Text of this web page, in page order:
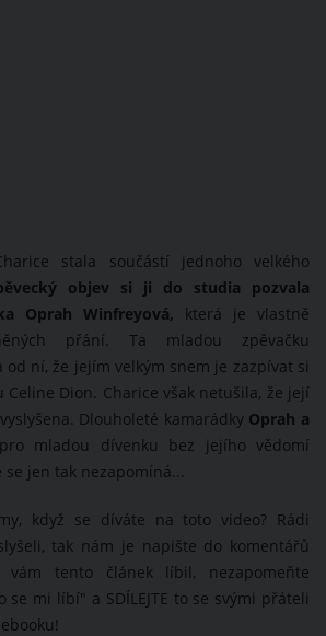
stala součástí jednoho velkého
objev si ji do studia pozvala
Oprah Winfreyová, která je vlastně
přání. Ta mladou zpěvačku
ní, že jejím velkým snem je zazpívat si
Celine Dion. Charice však netušila, že její
Dlouholeté kamarádky Oprah a
mladou dívenku bez jejího vědomí
jen tak nezapomíná...
když se díváte na toto video? Rádi
tak nám je napište do komentářů
tento článek líbil, nezapomeňte
se mi líbí" a SDÍLEJTE to se svými přáteli